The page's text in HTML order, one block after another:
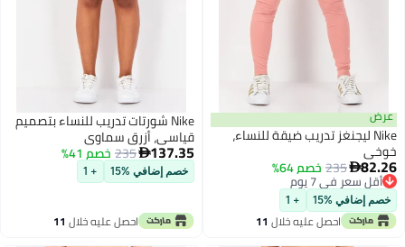
Nike ليجنغز تدريب ضيقة للنساء،

235خصم 64%
سعر في 7 يوم
سعر في 7 يوم
إضافي %15 + 1
احصل عليه خلال11
اغسطس
Nike شورتات تدريب للنساء بتصميم
قياسي، أزرق سماوي
137.35
235خصم 41%
خصم إضافي %15 + 1
احصل عليه خلال11
اغسطس